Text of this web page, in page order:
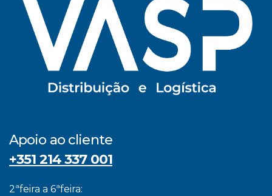
Apoio ao cliente
+351 214 337 001
2ªfeira a 6ªfeira: